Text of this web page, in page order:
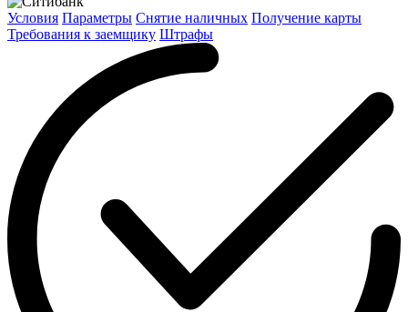
Условия Параметры Снятие наличных Получение карты
Требования к заемщику Штрафы